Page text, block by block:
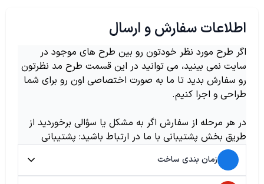
اطلاعات سفارش و ارسال
اگر طرح مورد نظر خودتون رو بین طرح های موجود در
سایت نمی بینید، می توانید در این قسمت طرح مد نظرتون
رو سفارش بدید تا ما به صورت اختصاصی اون رو برای شما
طراحی و اجرا کنیم.
در هر مرحله از سفارش اگر به مشکل یا سؤالی برخوردید از
طریق بخش پشتیبانی با ما در ارتباط باشید: پشتیبانی
زمان بندی ساخت